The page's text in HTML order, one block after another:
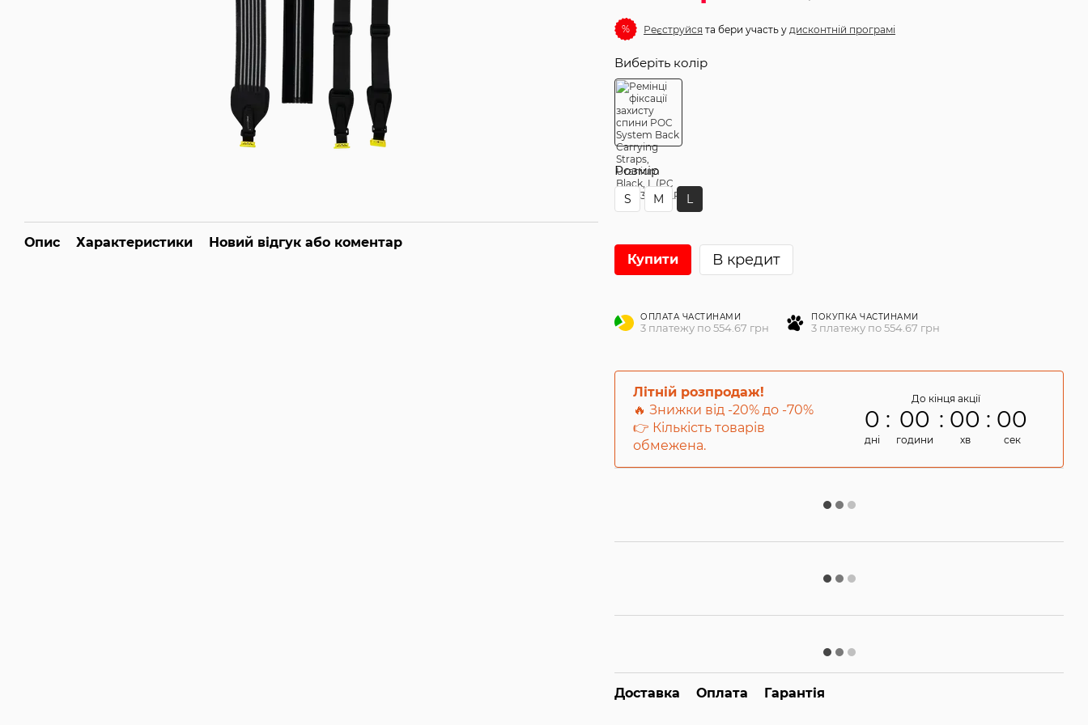
Опис Характеристики Новий відгук або коментар
% Реєструйся та бери участь у дисконтній програмі
Виберіть колір
Розмір
S M L
Купити В кредит
ОПЛАТА ЧАСТИНАМИ
3 платежу по 554.67 грн
ПОКУПКА ЧАСТИНАМИ
3 платежу по 554.67 грн
Літній розпродаж!
🔥 Знижки від -20% до -70%
👉 Кількість товарів
обмежена.
До кінця акції
0
дні
00
години
00
хв
00
сек
Доставка Оплата Гарантія